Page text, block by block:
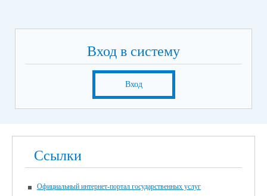
Вход в систему
Вход
Ссылки
Официальный интернет-портал государственных услуг